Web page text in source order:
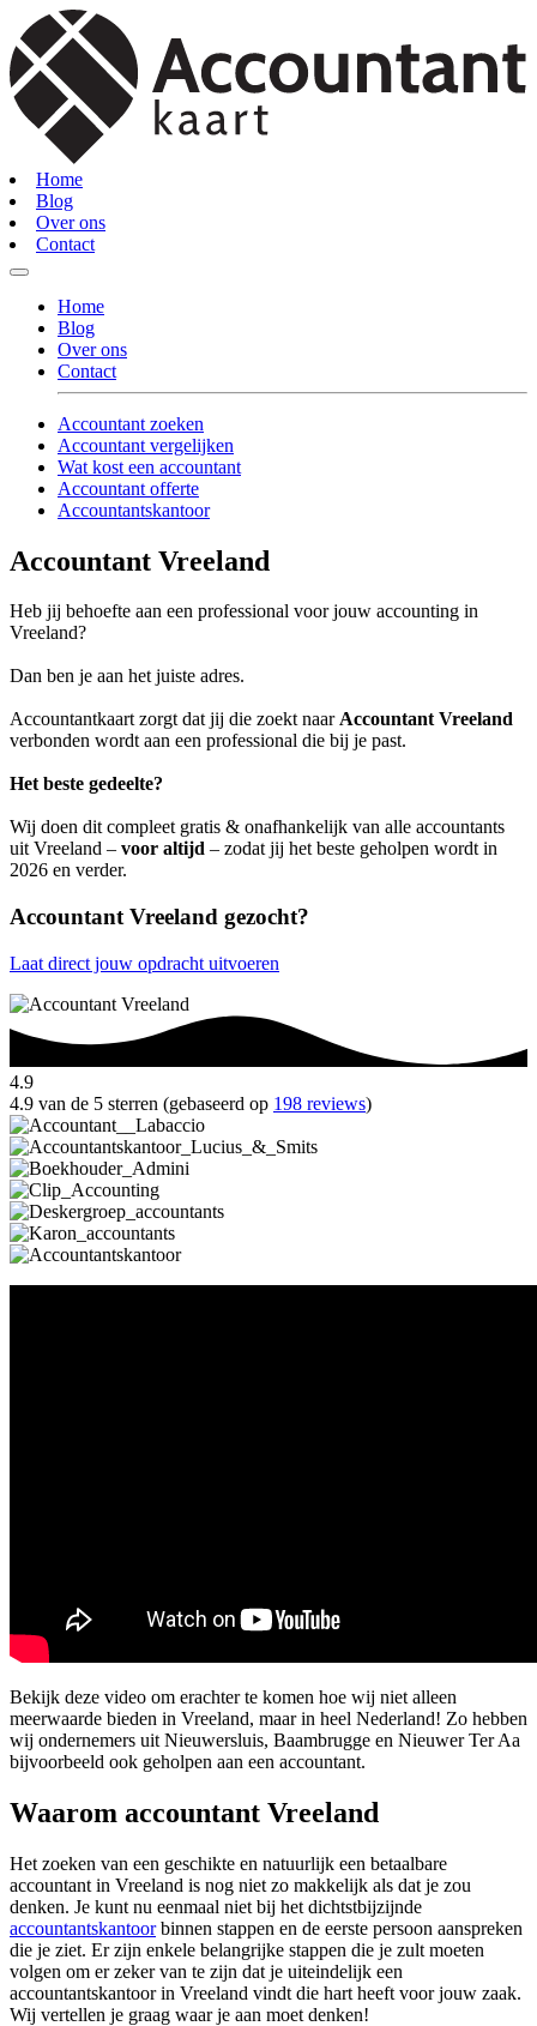
Home
Blog
Over ons
Contact
Home
Blog
Over ons
Contact
Accountant zoeken
Accountant vergelijken
Wat kost een accountant
Accountant offerte
Accountantskantoor
Accountant Vreeland
Heb jij behoefte aan een professional voor jouw accounting in
Vreeland?
Dan ben je aan het juiste adres.
Accountantkaart zorgt dat jij die zoekt naarAccountant Vreeland
verbonden wordt aan een professional die bij je past.
Het beste gedeelte?
Wij doen dit compleet gratis & onafhankelijk van alle accountants
uit Vreeland – voor altijd – zodat jij het beste geholpen wordt in
2026 en verder.
Accountant Vreeland gezocht?
Laat direct jouw opdracht uitvoeren
4.9
4.9 van de 5 sterren (gebaseerd op 198 reviews)
Bekijk deze video om erachter te komen hoe wij niet alleen
meerwaarde bieden in Vreeland, maar in heel Nederland! Zo hebben
wij ondernemers uit Nieuwersluis, Baambrugge en Nieuwer Ter Aa
bijvoorbeeld ook geholpen aan een accountant.
Waarom accountant Vreeland
Het zoeken van een geschikte en natuurlijk een betaalbare
accountant in Vreeland is nog niet zo makkelijk als dat je zou
denken. Je kunt nu eenmaal niet bij het dichtstbijzijnde
accountantskantoorbinnen stappen en de eerste persoon aanspreken
die je ziet. Er zijn enkele belangrijke stappen die je zult moeten
volgen om er zeker van te zijn dat je uiteindelijk een
accountantskantoor in Vreeland vindt die hart heeft voor jouw zaak.
Wij vertellen je graag waar je aan moet denken!